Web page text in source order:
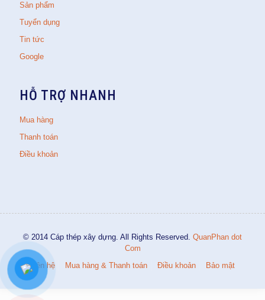
Sản phẩm
Tuyển dụng
Tin tức
Google
HỖ TRỢ NHANH
Mua hàng
Thanh toán
Điều khoản
© 2014 Cáp thép xây dựng. All Rights Reserved. QuanPhan dot
Com
Liên hệ
Mua hàng & Thanh toán Điều khoản Bảo mật